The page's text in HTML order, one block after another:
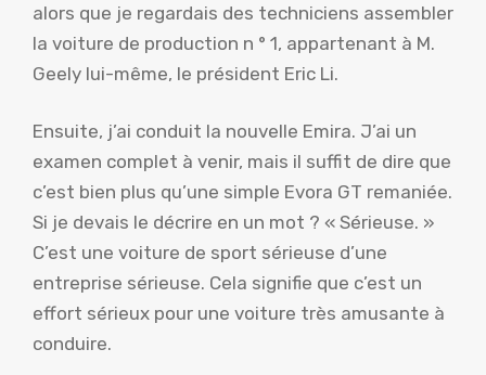
alors que je regardais des techniciens assembler
la voiture de production n ° 1, appartenant à M.
Geely lui-même, le président Eric Li.
Ensuite, j’ai conduit la nouvelle Emira. J’ai un
examen complet à venir, mais il suffit de dire que
c’est bien plus qu’une simple Evora GT remaniée.
Si je devais le décrire en un mot ? « Sérieuse. »
C’est une voiture de sport sérieuse d’une
entreprise sérieuse. Cela signifie que c’est un
effort sérieux pour une voiture très amusante à
conduire.